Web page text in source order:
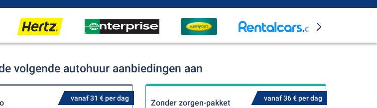
volgende autohuur aanbiedingen aan
vanaf 31 € per dag vanaf 36 € per dag
Zonder zorgen-pakket